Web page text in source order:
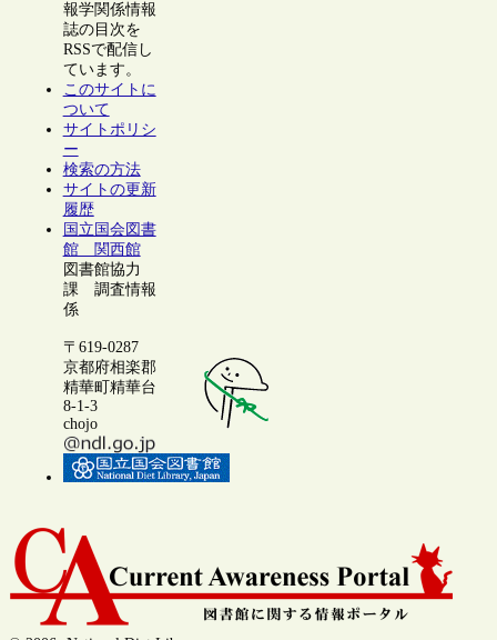
報学関係情報
誌の目次を
RSSで配信し
ています。
このサイトに
ついて
サイトポリシ
ー
検索の方法
サイトの更新
履歴
国立国会図書
館 関西館
図書館協力
課 調査情報
係
〒619-0287
京都府相楽郡
精華町精華台
8-1-3
chojo